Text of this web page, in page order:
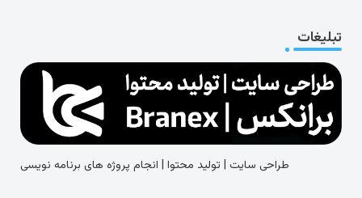
تبلیغات
طراحی سایت | تولید محتوا | انجام پروژه های برنامه نویسی